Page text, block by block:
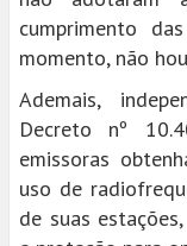
cumprimento
momento, não
Ademais,
Decreto nº
emissoras
uso de
de suas